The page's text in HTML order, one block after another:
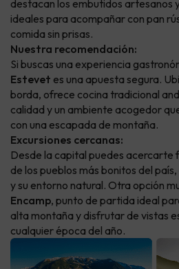
destacan los embutidos artesanos
ideales para acompañar con pan
comida sin prisas.
Nuestra recomendación:
Si buscas una experiencia
Estevet es una apuesta segura.
borda, ofrece cocina tradicional
calidad y un ambiente acogedor
con una escapada de montaña.
Excursiones cercanas:
Desde la capital puedes acercarte
de los pueblos más bonitos del
y su entorno natural. Otra opción
Encamp, punto de partida ideal
alta montaña y disfrutar de vistas
cualquier época del año.